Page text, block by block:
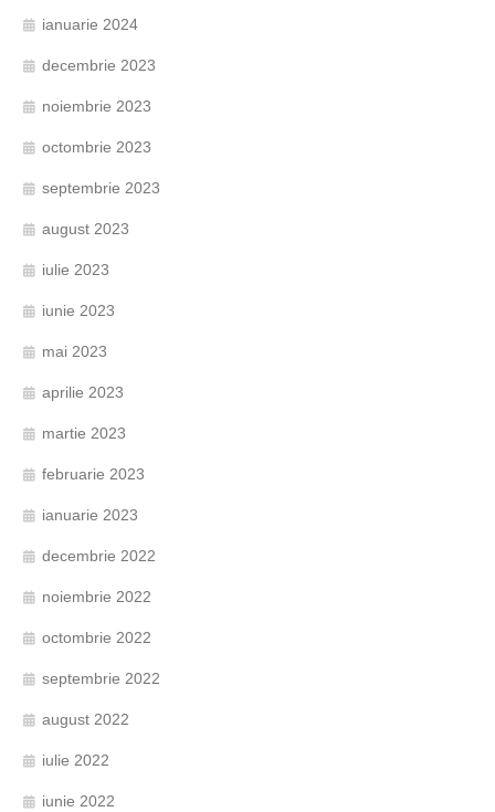
ianuarie 2024
decembrie 2023
noiembrie 2023
octombrie 2023
septembrie 2023
august 2023
iulie 2023
iunie 2023
mai 2023
aprilie 2023
martie 2023
februarie 2023
ianuarie 2023
decembrie 2022
noiembrie 2022
octombrie 2022
septembrie 2022
august 2022
iulie 2022
iunie 2022